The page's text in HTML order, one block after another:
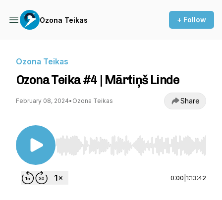
Ozona Teikas + Follow
Ozona Teikas
Ozona Teika #4 | Mārtiņš Linde
February 08, 2024• Ozona Teikas Share
Use Left/Right to seek, Home/End to jump to
0:00 1:13:42